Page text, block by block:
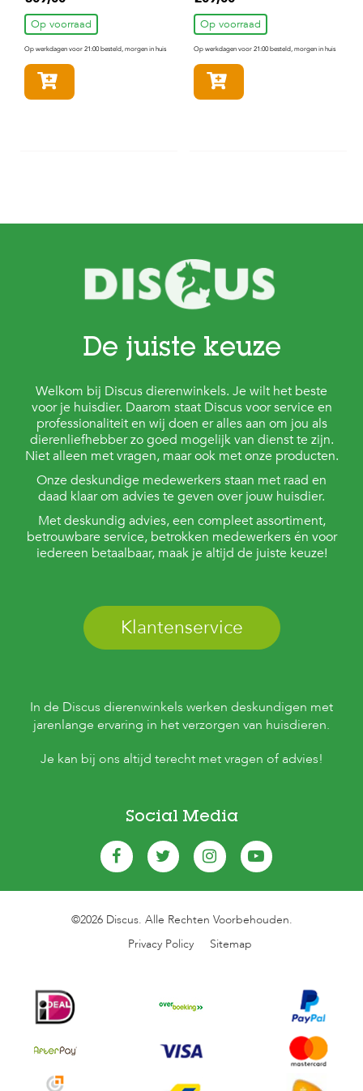
Op voorraad
Op werkdagen voor 21:00 besteld, morgen in huis
Op voorraad
Op werkdagen voor 21:00 besteld, morgen in huis
De juiste keuze
Welkom bij Discus dierenwinkels. Je wilt het beste
voor je huisdier. Daarom staat Discus voor service en
professionaliteit en wij doen er alles aan om jou als
dierenliefhebber zo goed mogelijk van dienst te zijn.
Niet alleen met vragen, maar ook met onze producten.
Onze deskundige medewerkers staan met raad en
daad klaar om advies te geven over jouw huisdier.
Met deskundig advies, een compleet assortiment,
betrouwbare service, betrokken medewerkers én voor
iedereen betaalbaar, maak je altijd de juiste keuze!
Klantenservice
In de Discus dierenwinkels werken deskundigen met
jarenlange ervaring in het verzorgen van huisdieren.
Je kan bij ons altijd terecht met vragen of advies!
Social Media
©2026 Discus. Alle Rechten Voorbehouden.
Privacy Policy
Sitemap